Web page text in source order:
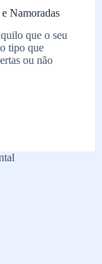
Namoradas
que o seu
tipo que
ou não